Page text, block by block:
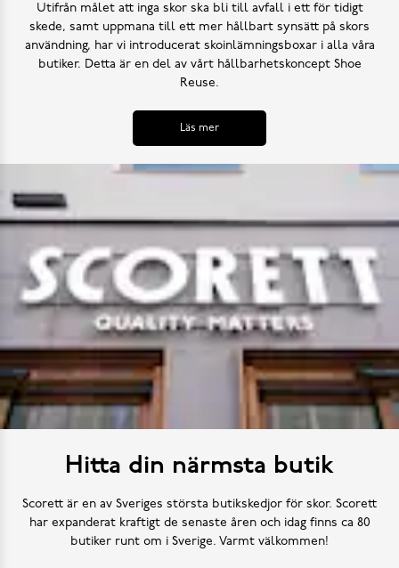
Utifrån målet att inga skor ska bli till avfall i ett för tidigt
skede, samt uppmana till ett mer hållbart synsätt på skors
användning, har vi introducerat skoinlämningsboxar i alla våra
butiker. Detta är en del av vårt hållbarhetskoncept Shoe
Reuse.
Läs mer
Hitta din närmsta butik
Scorett är en av Sveriges största butikskedjor för skor. Scorett
har expanderat kraftigt de senaste åren och idag finns ca 80
butiker runt om i Sverige. Varmt välkommen!